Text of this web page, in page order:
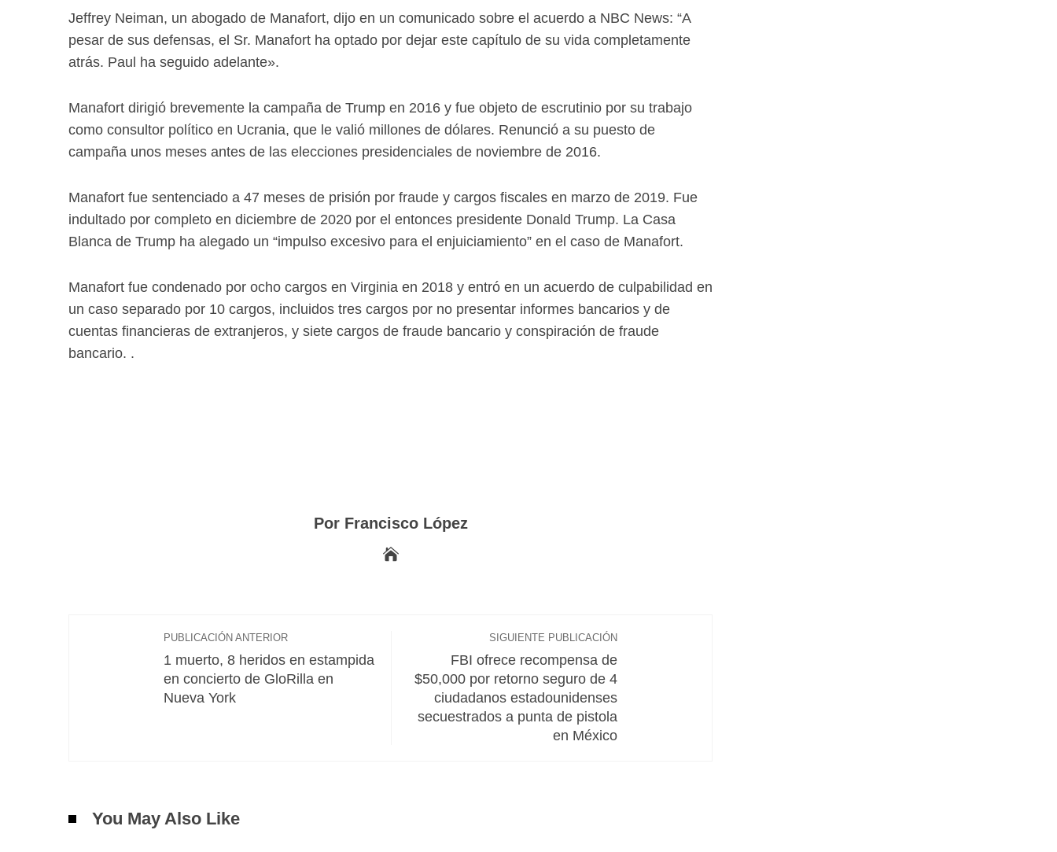
Jeffrey Neiman, un abogado de Manafort, dijo en un comunicado sobre el acuerdo a NBC News: “A
pesar de sus defensas, el Sr. Manafort ha optado por dejar este capítulo de su vida completamente
atrás. Paul ha seguido adelante».
Manafort dirigió brevemente la campaña de Trump en 2016 y fue objeto de escrutinio por su trabajo
como consultor político en Ucrania, que le valió millones de dólares. Renunció a su puesto de
campaña unos meses antes de las elecciones presidenciales de noviembre de 2016.
Manafort fue sentenciado a 47 meses de prisión por fraude y cargos fiscales en marzo de 2019. Fue
indultado por completo en diciembre de 2020 por el entonces presidente Donald Trump. La Casa
Blanca de Trump ha alegado un “impulso excesivo para el enjuiciamiento” en el caso de Manafort.
Manafort fue condenado por ocho cargos en Virginia en 2018 y entró en un acuerdo de culpabilidad en
un caso separado por 10 cargos, incluidos tres cargos por no presentar informes bancarios y de
cuentas financieras de extranjeros, y siete cargos de fraude bancario y conspiración de fraude
bancario. .
Por Francisco López
PUBLICACIÓN ANTERIOR
1 muerto, 8 heridos en estampida
en concierto de GloRilla en
Nueva York
SIGUIENTE PUBLICACIÓN
FBI ofrece recompensa de
$50,000 por retorno seguro de 4
ciudadanos estadounidenses
secuestrados a punta de pistola
en México
You May Also Like